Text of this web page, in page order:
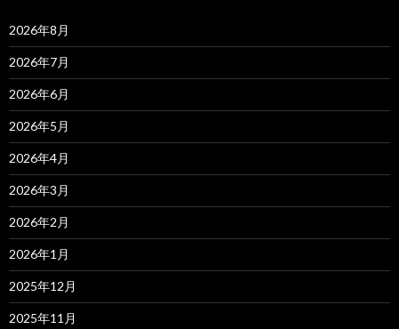
2026年8月
2026年7月
2026年6月
2026年5月
2026年4月
2026年3月
2026年2月
2026年1月
2025年12月
2025年11月